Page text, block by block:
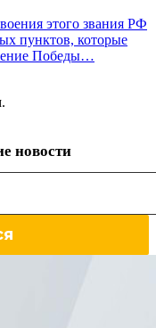
этого звания РФ
пунктов, которые
Победы…
новости